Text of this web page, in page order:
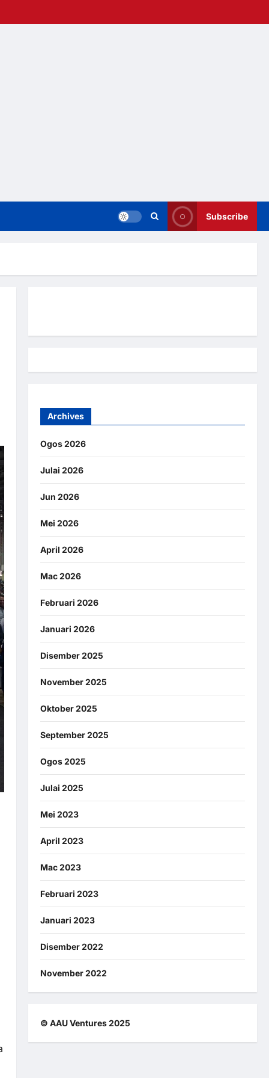
Subscribe
Archives
Ogos 2026
Julai 2026
Jun 2026
Mei 2026
April 2026
Mac 2026
Februari 2026
Januari 2026
Disember 2025
November 2025
Oktober 2025
September 2025
Ogos 2025
Julai 2025
Mei 2023
April 2023
Mac 2023
Februari 2023
Januari 2023
Disember 2022
November 2022
© AAU Ventures 2025